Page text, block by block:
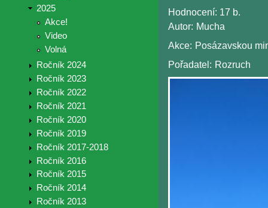
2025
Akce!
Video
Volná
Ročník 2024
Ročník 2023
Ročník 2022
Ročník 2021
Ročník 2020
Ročník 2019
Ročník 2017-2018
Ročník 2016
Ročník 2015
Ročník 2014
Ročník 2013
Hodnocení: 17 b.
Autor: Mucha
Akce: Posázavskou
Pořadatel: Rozruch